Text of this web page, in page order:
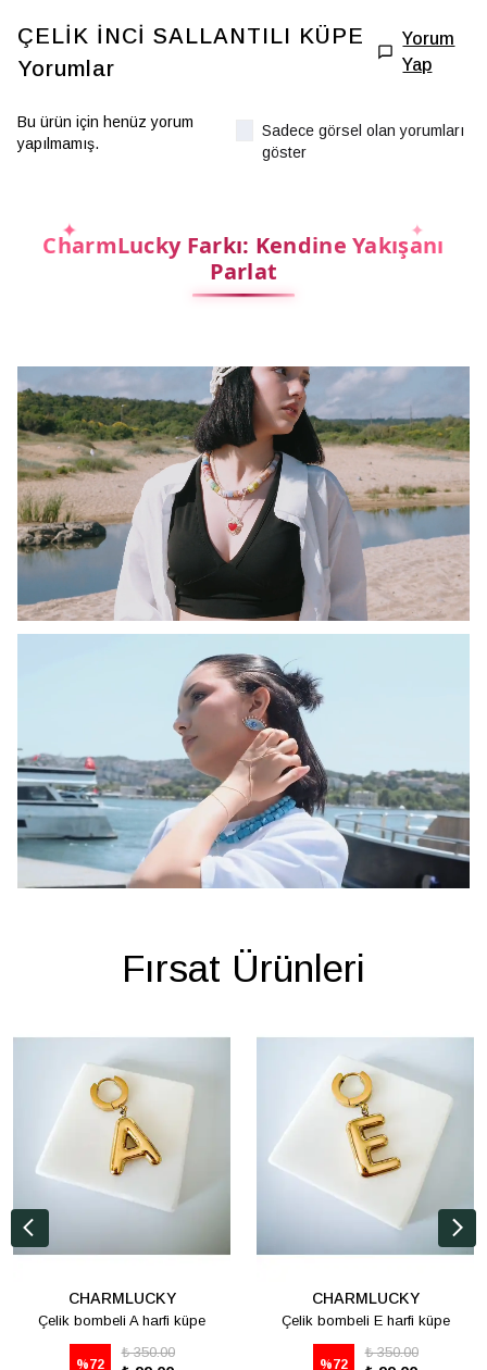
ÇELİK İNCİ SALLANTILI KÜPE
Yorumlar
Yorum
Yap
Bu ürün için henüz yorum
yapılmamış.
Sadece görsel olan yorumları
göster
CharmLucky Farkı: Kendine Yakışanı
Parlat
Fırsat Ürünleri
CHARMLUCKY
Çelik bombeli A harfi küpe
%72
₺ 350.00
CHARMLUCKY
Çelik bombeli E harfi küpe
%72
₺ 350.00